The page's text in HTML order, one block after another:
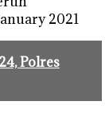
2021
Polres